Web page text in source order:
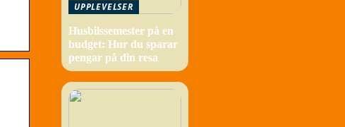
UPPLEVELSER
Husbilssemester på en
budget: Hur du sparar
pengar på din resa